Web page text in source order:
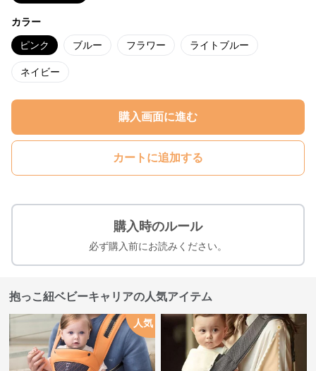
カラー
ピンク ブルー フラワー ライトブルー
ネイビー
購入画面に進む
カートに追加する
購入時のルール
必ず購入前にお読みください。
抱っこ紐ベビーキャリアの人気アイテム
人気